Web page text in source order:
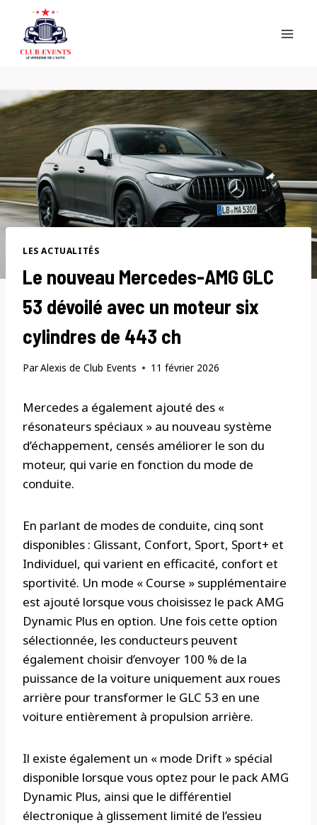
content
LES ACTUALITÉS
Le nouveau Mercedes-AMG GLC
53 dévoilé avec un moteur six
cylindres de 443 ch
ParAlexis de Club Events 11 février 2026
Mercedes a également ajouté des «
résonateurs spéciaux » au nouveau système
d’échappement, censés améliorer le son du
moteur, qui varie en fonction du mode de
conduite.
En parlant de modes de conduite, cinq sont
disponibles : Glissant, Confort, Sport, Sport+ et
Individuel, qui varient en efficacité, confort et
sportivité. Un mode « Course » supplémentaire
est ajouté lorsque vous choisissez le pack AMG
Dynamic Plus en option. Une fois cette option
sélectionnée, les conducteurs peuvent
également choisir d’envoyer 100 % de la
puissance de la voiture uniquement aux roues
arrière pour transformer le GLC 53 en une
voiture entièrement à propulsion arrière.
Il existe également un « mode Drift » spécial
disponible lorsque vous optez pour le pack AMG
Dynamic Plus, ainsi que le différentiel
électronique à glissement limité de l’essieu